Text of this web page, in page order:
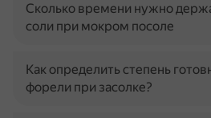
Сколько времени нужно
соли при мокром посоле
Как определить степень
форели при засолке?